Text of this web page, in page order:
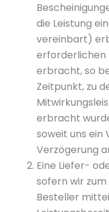
die Leistung
vereinbart)
erforderlichen
erbracht, so
Zeitpunkt, zu
erbracht
soweit uns ein
Verzögerung
Eine Liefer-
sofern wir
Besteller